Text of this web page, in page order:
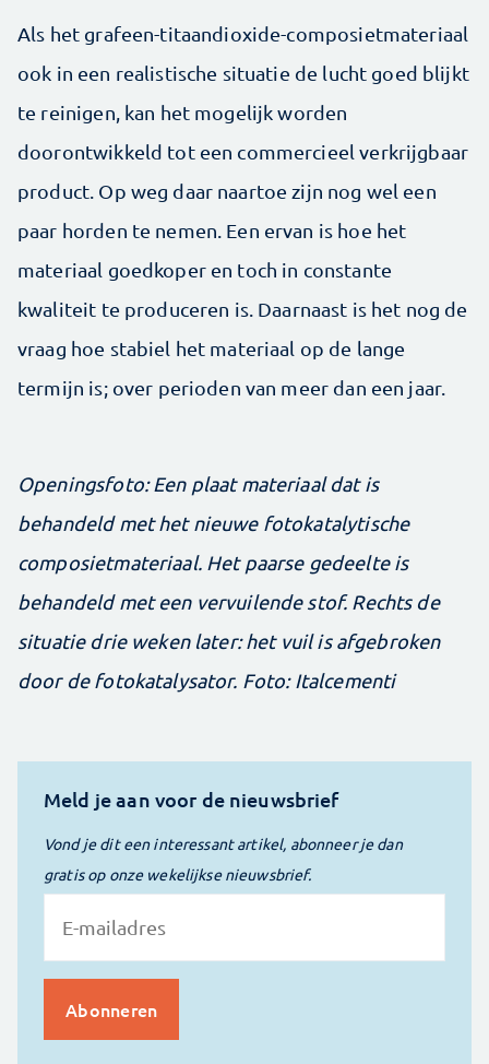
Als het grafeen-titaandioxide-composietmateriaal
ook in een realistische situatie de lucht goed blijkt
te reinigen, kan het mogelijk worden
doorontwikkeld tot een commercieel verkrijgbaar
product. Op weg daar naartoe zijn nog wel een
paar horden te nemen. Een ervan is hoe het
materiaal goedkoper en toch in constante
kwaliteit te produceren is. Daarnaast is het nog de
vraag hoe stabiel het materiaal op de lange
termijn is; over perioden van meer dan een jaar.
Openingsfoto: Een plaat materiaal dat is
behandeld met het nieuwe fotokatalytische
composietmateriaal. Het paarse gedeelte is
behandeld met een vervuilende stof. Rechts de
situatie drie weken later: het vuil is afgebroken
door de fotokatalysator. Foto: Italcementi
Meld je aan voor de nieuwsbrief
Vond je dit een interessant artikel, abonneer je dan
gratis op onze wekelijkse nieuwsbrief.